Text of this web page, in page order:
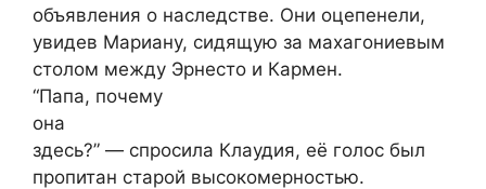
объявления о наследстве. Они оцепенели,
увидев Мариану, сидящую за махагониевым
столом между Эрнесто и Кармен.
“Папа, почему
она
здесь?” — спросила Клаудия, её голос был
пропитан старой высокомерностью.